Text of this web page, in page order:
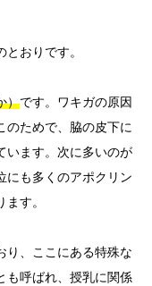
おりです。
）です。ワキガの原因
のためで、脇の皮下に
います。次に多いのが
にも多くのアポクリン
す。
り、ここにある特殊な
も呼ばれ、授乳に関係